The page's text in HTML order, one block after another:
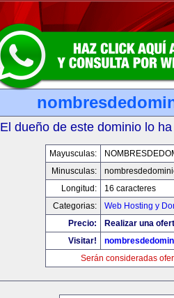
El dueño de este dominio lo
Mayusculas:
Minusculas:
Longitud:
16 caracteres
Categorias:
Web Hosting y
Precio:
Realizar una
Visitar!
Serán consideradas